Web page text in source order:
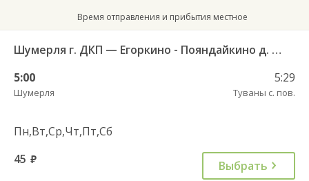
Время отправления и прибытия местное
Шумерля г. ДКП — Егоркино - Пояндайкино д. 111
5:00
Шумерля
5:29
Туваны с. пов.
Пн,Вт,Ср,Чт,Пт,Сб
45 руб. Выбрать